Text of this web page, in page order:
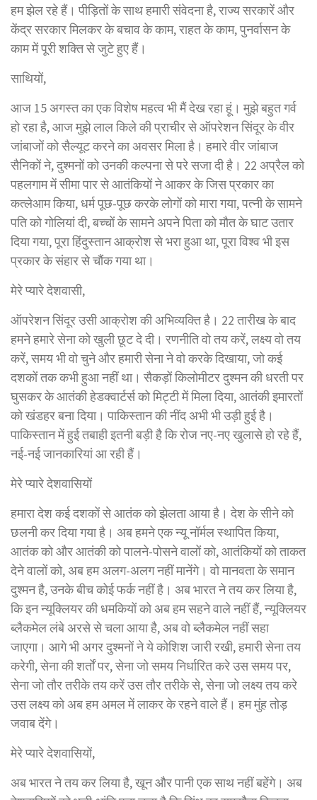
हम झेल रहे हैं। पीड़ितों के साथ हमारी संवेदना है, राज्य सरकारें और
केंद्र सरकार मिलकर के बचाव के काम, राहत के काम, पुनर्वासन के
काम में पूरी शक्ति से जुटे हुए हैं।
साथियों,
आज 15 अगस्त का एक विशेष महत्व भी मैं देख रहा हूं। मुझे बहुत गर्व
हो रहा है, आज मुझे लाल किले की प्राचीर से ऑपरेशन सिंदूर के वीर
जांबाजों को सैल्यूट करने का अवसर मिला है। हमारे वीर जांबाज
सैनिकों ने, दुश्मनों को उनकी कल्पना से परे सजा दी है। 22 अप्रैल को
पहलगाम में सीमा पार से आतंकियों ने आकर के जिस प्रकार का
कत्लेआम किया, धर्म पूछ-पूछ करके लोगों को मारा गया, पत्नी के सामने
पति को गोलियां दी, बच्चों के सामने अपने पिता को मौत के घाट उतार
दिया गया, पूरा हिंदुस्तान आक्रोश से भरा हुआ था, पूरा विश्व भी इस
प्रकार के संहार से चौंक गया था।
मेरे प्यारे देशवासी,
ऑपरेशन सिंदूर उसी आक्रोश की अभिव्यक्ति है। 22 तारीख के बाद
हमने हमारे सेना को खुली छूट दे दी। रणनीति वो तय करें, लक्ष्य वो तय
करें, समय भी वो चुने और हमारी सेना ने वो करके दिखाया, जो कई
दशकों तक कभी हुआ नहीं था। सैकड़ों किलोमीटर दुश्मन की धरती पर
घुसकर के आतंकी हेडक्वार्टर्स को मिट्टी में मिला दिया, आतंकी इमारतों
को खंडहर बना दिया। पाकिस्तान की नींद अभी भी उड़ी हुई है।
पाकिस्तान में हुई तबाही इतनी बड़ी है कि रोज नए-नए खुलासे हो रहे हैं,
नई-नई जानकारियां आ रही हैं।
मेरे प्यारे देशवासियों
हमारा देश कई दशकों से आतंक को झेलता आया है। देश के सीने को
छलनी कर दिया गया है। अब हमने एक न्यू नॉर्मल स्थापित किया,
आतंक को और आतंकी को पालने-पोसने वालों को, आतंकियों को ताकत
देने वालों को, अब हम अलग-अलग नहीं मानेंगे। वो मानवता के समान
दुश्मन है, उनके बीच कोई फर्क नहीं है। अब भारत ने तय कर लिया है,
कि इन न्यूक्लियर की धमकियों को अब हम सहने वाले नहीं हैं, न्यूक्लियर
ब्लैकमेल लंबे अरसे से चला आया है, अब वो ब्लैकमेल नहीं सहा
जाएगा। आगे भी अगर दुश्मनों ने ये कोशिश जारी रखी, हमारी सेना तय
करेगी, सेना की शर्तों पर, सेना जो समय निर्धारित करे उस समय पर,
सेना जो तौर तरीके तय करें उस तौर तरीके से, सेना जो लक्ष्य तय करे
उस लक्ष्य को अब हम अमल में लाकर के रहने वाले हैं। हम मुंह तोड़
जवाब देंगे।
मेरे प्यारे देशवासियों,
अब भारत ने तय कर लिया है, खून और पानी एक साथ नहीं बहेंगे। अब